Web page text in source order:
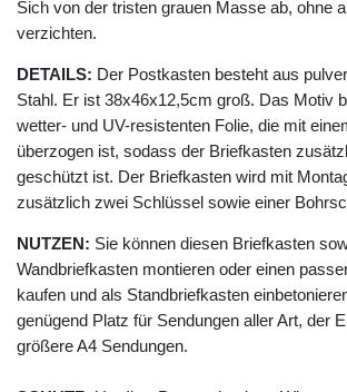
Sich von der tristen grauen Masse ab, ohne
verzichten.
DETAILS: Der Postkasten besteht aus
Stahl. Er ist 38x46x12,5cm groß. Das Motiv
wetter- und UV-resistenten Folie, die mit
überzogen ist, sodass der Briefkasten
geschützt ist. Der Briefkasten wird mit
zusätzlich zwei Schlüssel sowie einer
NUTZEN: Sie können diesen Briefkasten
Wandbriefkasten montieren oder einen
kaufen und als Standbriefkasten
genügend Platz für Sendungen aller Art, der
größere A4 Sendungen.